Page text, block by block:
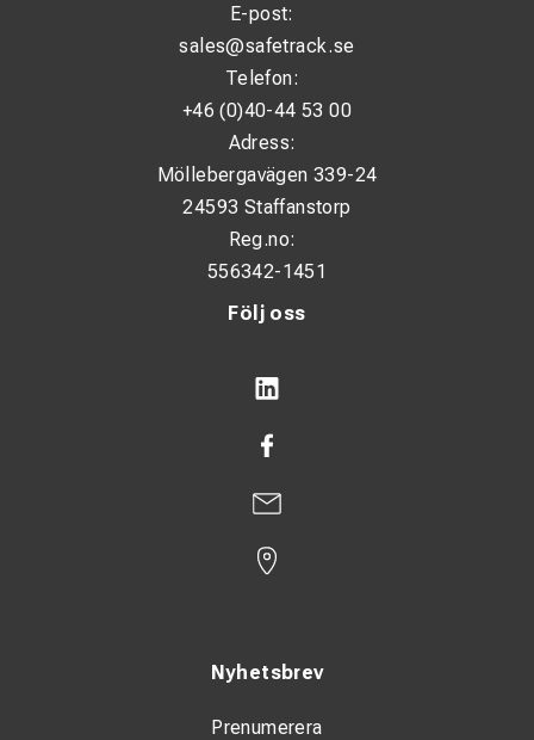
Följ oss
Nyhetsbrev
Prenumerera
E-post:
sales@safetrack.se
Telefon:
+46 (0)40-44 53 00
Adress:
Möllebergavägen 339-24
24593 Staffanstorp
Reg.no:
556342-1451